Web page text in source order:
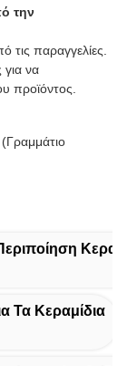
την
τις παραγγελίες.
για να
προϊόντος.
Τα Κεραμίδια